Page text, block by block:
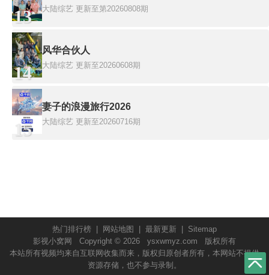
13 大陆综艺 更新至第20260808期
14
风华合伙人
大陆综艺 更新至20260608期
15
妻子的浪漫旅行2026
大陆综艺 更新至20260716期
热门排行榜 网站地图 最新更新
Sitemap
影视小窝网
Copyright © 2026 ysxwmyz.com
版权所有
本站所有视频均来自互联网收集而来，版权归原创者所有，本网站不提供
资源存储，也不参与录制。